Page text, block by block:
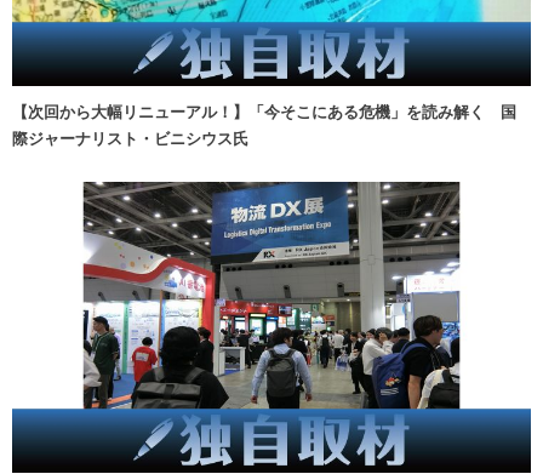
【次回から大幅リニューアル！】「今そこにある危機」を読み解く 国
際ジャーナリスト・ビニシウス氏